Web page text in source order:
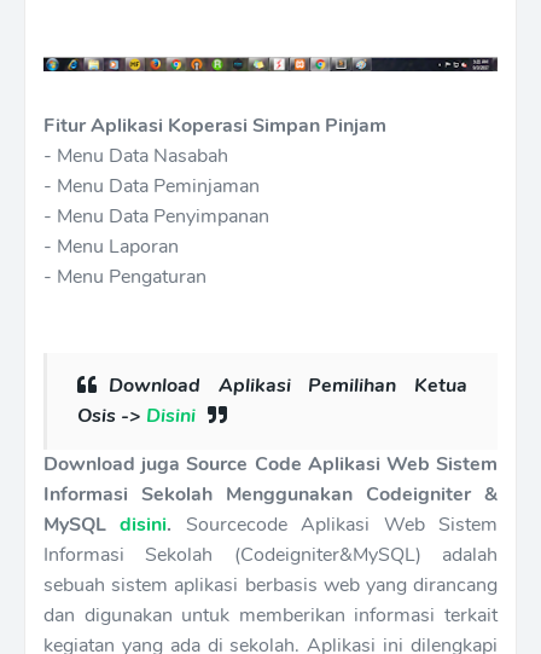
Fitur Aplikasi Koperasi Simpan Pinjam
- Menu Data Nasabah
- Menu Data Peminjaman
- Menu Data Penyimpanan
- Menu Laporan
- Menu Pengaturan
Download Aplikasi Pemilihan Ketua
Osis -> Disini
Download juga Source Code Aplikasi Web Sistem
Informasi Sekolah Menggunakan Codeigniter &
MySQLdisini. Sourcecode Aplikasi Web Sistem
Informasi Sekolah (Codeigniter&MySQL) adalah
sebuah sistem aplikasi berbasis web yang dirancang
dan digunakan untuk memberikan informasi terkait
kegiatan yang ada di sekolah. Aplikasi ini dilengkapi